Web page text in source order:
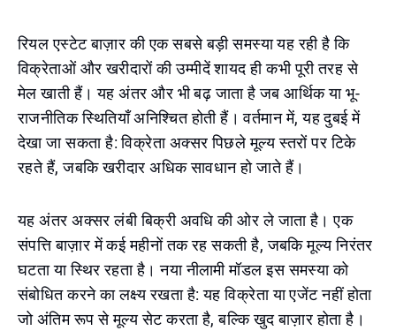
रियल एस्टेट बाज़ार की एक सबसे बड़ी समस्या यह रही है कि
विक्रेताओं और खरीदारों की उम्मीदें शायद ही कभी पूरी तरह से
मेल खाती हैं। यह अंतर और भी बढ़ जाता है जब आर्थिक या भू-
राजनीतिक स्थितियाँ अनिश्चित होती हैं। वर्तमान में, यह दुबई में
देखा जा सकता है: विक्रेता अक्सर पिछले मूल्य स्तरों पर टिके
रहते हैं, जबकि खरीदार अधिक सावधान हो जाते हैं।
यह अंतर अक्सर लंबी बिक्री अवधि की ओर ले जाता है। एक
संपत्ति बाज़ार में कई महीनों तक रह सकती है, जबकि मूल्य निरंतर
घटता या स्थिर रहता है। नया नीलामी मॉडल इस समस्या को
संबोधित करने का लक्ष्य रखता है: यह विक्रेता या एजेंट नहीं होता
जो अंतिम रूप से मूल्य सेट करता है, बल्कि खुद बाज़ार होता है।